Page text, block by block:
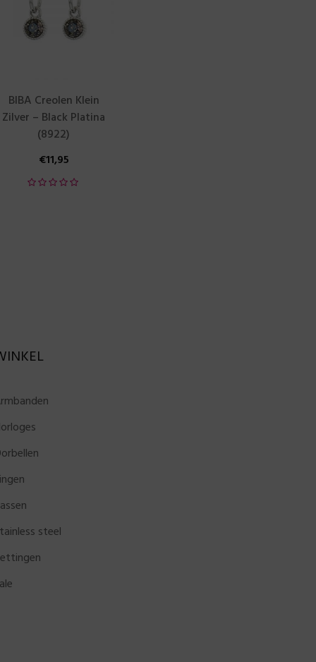
BIBA Creolen Klein
Zilver – Black Platina
(8922)
€11,95
steel